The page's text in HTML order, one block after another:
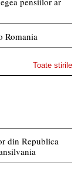
Romania
Toate stirile
din Republica